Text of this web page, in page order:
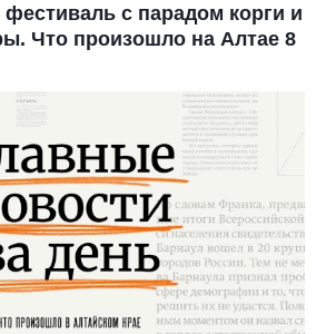
с парадом корги и
Что произошло на Алтае 8